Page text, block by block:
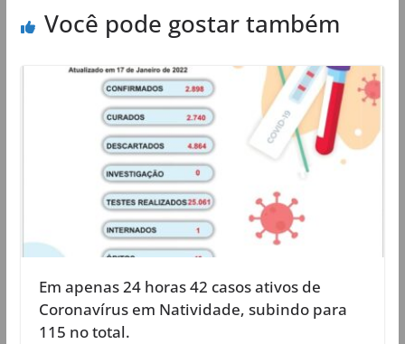
Você pode gostar também
Em apenas 24 horas 42 casos ativos de
Coronavírus em Natividade, subindo para
115 no total.